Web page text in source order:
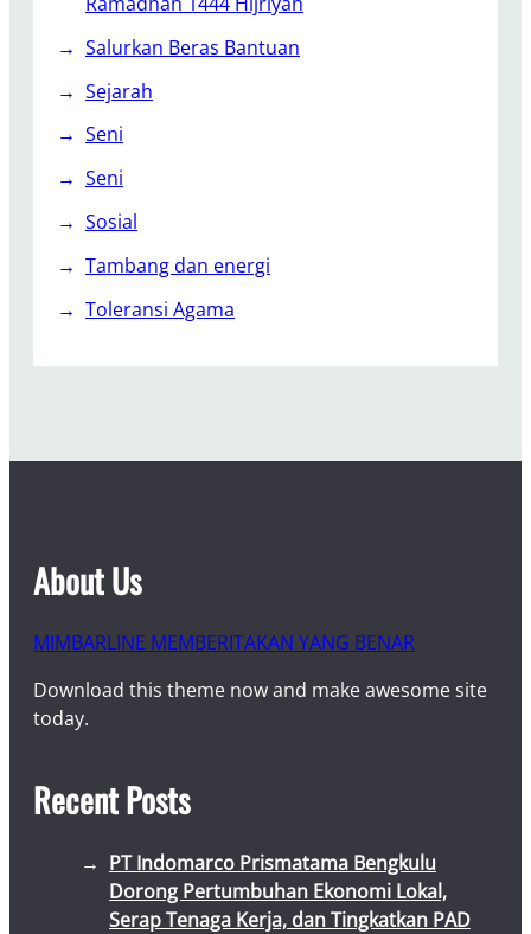
Salurkan Beras Bantuan
Sejarah
Seni
Seni
Sosial
Tambang dan energi
Toleransi Agama
About Us
MIMBARLINE MEMBERITAKAN YANG BENAR
Download this theme now and make awesome site
today.
Recent Posts
PT Indomarco Prismatama Bengkulu
Dorong Pertumbuhan Ekonomi Lokal,
Serap Tenaga Kerja, dan Tingkatkan PAD